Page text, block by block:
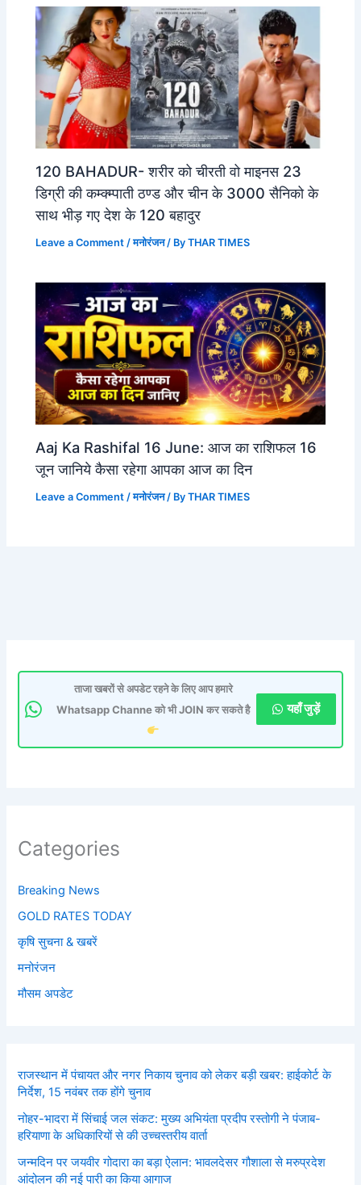
120 BAHADUR- शरीर को चीरती वो माइनस 23
डिग्री की कम्क्म्पाती ठण्ड और चीन के 3000 सैनिको के
साथ भीड़ गए देश के 120 बहादुर
Leave a Comment /मनोरंजन/ ByTHAR TIMES
Aaj Ka Rashifal 16 June: आज का राशिफल 16
जून जानिये कैसा रहेगा आपका आज का दिन
Leave a Comment /मनोरंजन/ ByTHAR TIMES
ताजा खबरों से अपडेट रहने के लिए आप हमारे
Whatsapp Channe को भी JOIN कर सकते है
यहाँ जुड़ें
Categories
Breaking News
GOLD RATES TODAY
कृषि सुचना & खबरें
मनोरंजन
मौसम अपडेट
राजस्थान में पंचायत और नगर निकाय चुनाव को लेकर बड़ी खबर: हाईकोर्ट के
निर्देश, 15 नवंबर तक होंगे चुनाव
नोहर-भादरा में सिंचाई जल संकट: मुख्य अभियंता प्रदीप रस्तोगी ने पंजाब-
हरियाणा के अधिकारियों से की उच्चस्तरीय वार्ता
जन्मदिन पर जयवीर गोदारा का बड़ा ऐलान: भावलदेसर गौशाला से मरुप्रदेश
आंदोलन की नई पारी का किया आगाज